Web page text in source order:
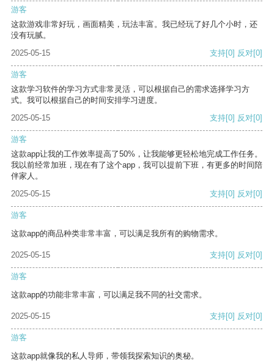
游客
这款游戏非常好玩，画面精美，玩法丰富。我已经玩了好几个小时，还
没有玩腻。
2025-05-15
支持[0] 反对[0]
游客
这款学习软件的学习方式非常灵活，可以根据自己的需求选择学习方
式。我可以根据自己的时间安排学习进度。
2025-05-15
支持[0] 反对[0]
游客
这款app让我的工作效率提高了50%，让我能够更轻松地完成工作任务。
我以前经常加班，现在有了这个app，我可以提前下班，有更多的时间陪
伴家人。
2025-05-15
支持[0] 反对[0]
游客
这款app的商品种类非常丰富，可以满足我所有的购物需求。
2025-05-15 支持[0] 反对[0]
游客
这款app的功能非常丰富，可以满足我不同的社交需求。
2025-05-15 支持[0] 反对[0]
游客
这款app就像我的私人导师，带领我探索知识的奥秘。